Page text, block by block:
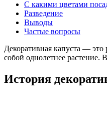
С какими цветами
Разведение
Выводы
Частые вопросы
Декоративная капуста — это
собой однолетнее растение.
История